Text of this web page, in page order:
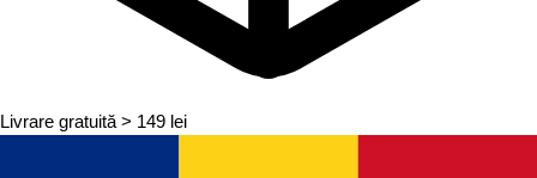
Livrare gratuită > 149 lei